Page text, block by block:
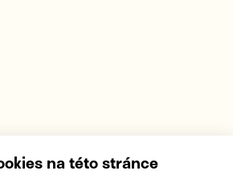
na této stránce